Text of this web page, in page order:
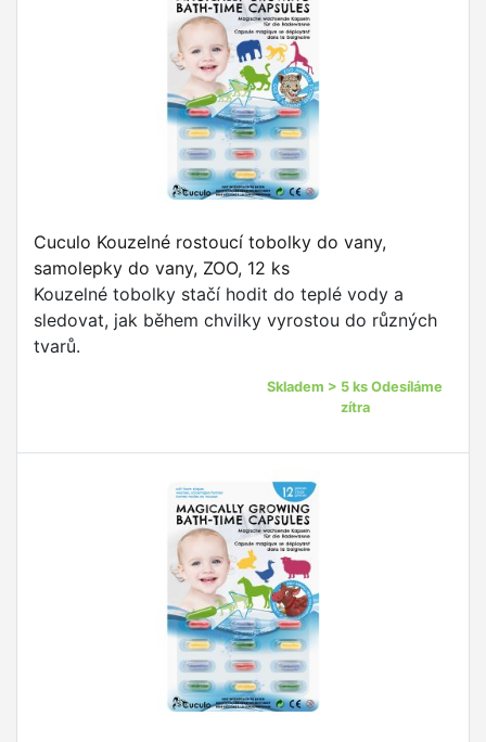
Cuculo Kouzelné rostoucí tobolky do vany,
samolepky do vany, ZOO, 12 ks
Kouzelné tobolky stačí hodit do teplé vody a
sledovat, jak během chvilky vyrostou do různých
tvarů.
Skladem > 5 ks Odesíláme
zítra